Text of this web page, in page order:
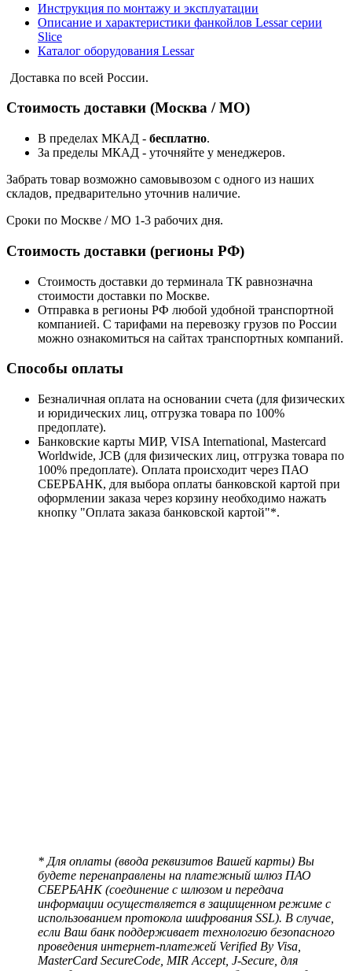
Инструкция по монтажу и эксплуатации
Описание и характеристики фанкойлов Lessar серии
Slice
Каталог оборудования Lessar
Доставка по всей России.
Стоимость доставки (Москва / МО)
В пределах МКАД - бесплатно.
За пределы МКАД - уточняйте у менеджеров.
Забрать товар возможно самовывозом с одного из наших
складов, предварительно уточнив наличие.
Сроки по Москве / МО 1-3 рабочих дня.
Стоимость доставки (регионы РФ)
Стоимость доставки до терминала ТК равнозначна
стоимости доставки по Москве.
Отправка в регионы РФ любой удобной транспортной
компанией. С тарифами на перевозку грузов по России
можно ознакомиться на сайтах транспортных компаний.
Способы оплаты
Безналичная оплата на основании счета (для физических
и юридических лиц, отгрузка товара по 100%
предоплате).
Банковские карты МИР, VISA International, Mastercard
Worldwide, JCB (для физических лиц, отгрузка товара по
100% предоплате). Оплата происходит через ПАО
СБЕРБАНК, для выбора оплаты банковской картой при
оформлении заказа через корзину необходимо нажать
кнопку "Оплата заказа банковской картой"*.
* Для оплаты (ввода реквизитов Вашей карты) Вы
будете перенаправлены на платежный шлюз ПАО
СБЕРБАНК (соединение с шлюзом и передача
информации осуществляется в защищенном режиме с
использованием протокола шифрования SSL). В случае,
если Ваш банк поддерживает технологию безопасного
проведения интернет-платежей Verified By Visa,
MasterCard SecureCode, MIR Accept, J-Secure, для